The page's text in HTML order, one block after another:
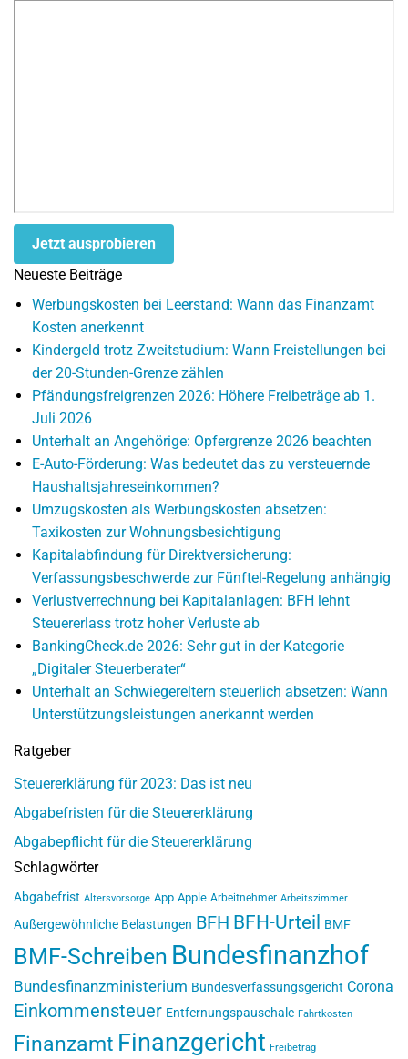
Jetzt ausprobieren
Neueste Beiträge
Werbungskosten bei Leerstand: Wann das Finanzamt
Kosten anerkennt
Kindergeld trotz Zweitstudium: Wann Freistellungen bei
der 20-Stunden-Grenze zählen
Pfändungsfreigrenzen 2026: Höhere Freibeträge ab 1.
Juli 2026
Unterhalt an Angehörige: Opfergrenze 2026 beachten
E-Auto-Förderung: Was bedeutet das zu versteuernde
Haushaltsjahreseinkommen?
Umzugskosten als Werbungskosten absetzen:
Taxikosten zur Wohnungsbesichtigung
Kapitalabfindung für Direktversicherung:
Verfassungsbeschwerde zur Fünftel-Regelung anhängig
Verlustverrechnung bei Kapitalanlagen: BFH lehnt
Steuererlass trotz hoher Verluste ab
BankingCheck.de 2026: Sehr gut in der Kategorie
„Digitaler Steuerberater“
Unterhalt an Schwiegereltern steuerlich absetzen: Wann
Unterstützungsleistungen anerkannt werden
Ratgeber
Steuererklärung für 2023: Das ist neu
Abgabefristen für die Steuererklärung
Abgabepflicht für die Steuererklärung
Schlagwörter
Abgabefrist Altersvorsorge App Apple Arbeitnehmer Arbeitszimmer
Außergewöhnliche Belastungen BFH BFH-Urteil BMF
BMF-Schreiben Bundesfinanzhof
Bundesfinanzministerium Bundesverfassungsgericht Corona
Einkommensteuer Entfernungspauschale Fahrtkosten
Finanzamt Finanzgericht Freibetrag